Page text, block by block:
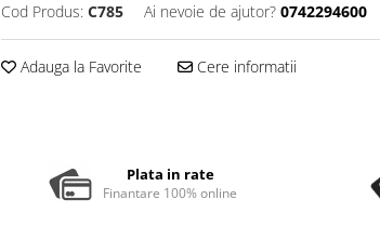
Cod Produs: C785 Ai nevoie de ajutor? 0742294600
Adauga la Favorite Cere informatii
Plata in rate
Finantare 100% online